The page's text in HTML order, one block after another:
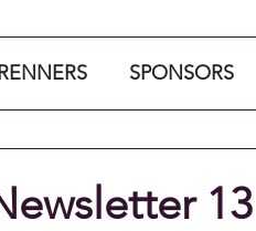
RENNERS SPONSORS